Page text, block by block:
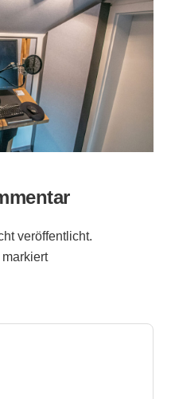
veröffentlicht.
markiert